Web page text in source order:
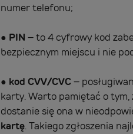
numer telefonu;
● PIN – to 4 cyfrowy kod
bezpiecznym miejscu i nie
● kod CVV/CVC–
karty. Warto pamiętać o
dostanie się ona w
kartę. Takiego zgłoszenia